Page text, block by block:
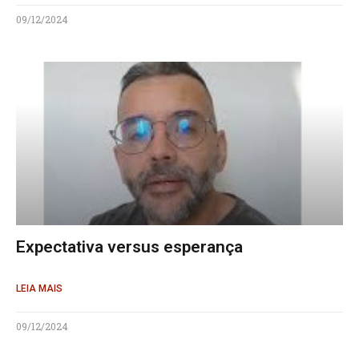
09/12/2024
Expectativa versus esperança
LEIA MAIS
09/12/2024